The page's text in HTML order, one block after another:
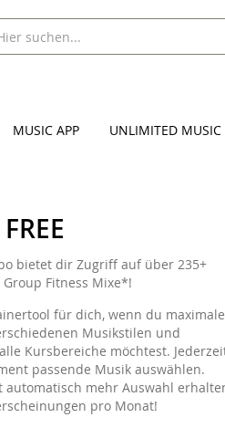
MUSIC APP UNLIMITED MUSIC
bietet dir Zugriff auf über 235+
Group Fitness Mixe*!
für dich, wenn du maximale
Musikstilen und
Kursbereiche möchtest.
passende Musik auswählen.
automatisch mehr Auswahl
pro Monat!